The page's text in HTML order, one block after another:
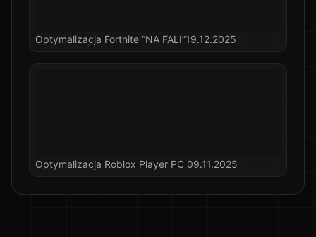
Optymalizacja Fortnite “NA FALI”19.12.2025
Optymalizacja Roblox Player PC 09.11.2025